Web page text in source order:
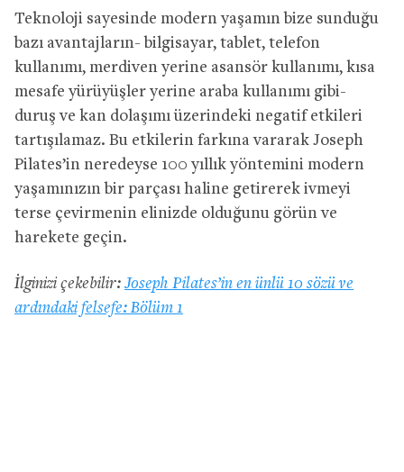
Teknoloji sayesinde modern yaşamın bize sunduğu
bazı avantajların- bilgisayar, tablet, telefon
kullanımı, merdiven yerine asansör kullanımı, kısa
mesafe yürüyüşler yerine araba kullanımı gibi-
duruş ve kan dolaşımı üzerindeki negatif etkileri
tartışılamaz. Bu etkilerin farkına vararak Joseph
Pilates’in neredeyse 100 yıllık yöntemini modern
yaşamınızın bir parçası haline getirerek ivmeyi
terse çevirmenin elinizde olduğunu görün ve
harekete geçin.
İlginizi çekebilir: Joseph Pilates’in en ünlü 10 sözü ve
ardındaki felsefe: Bölüm 1